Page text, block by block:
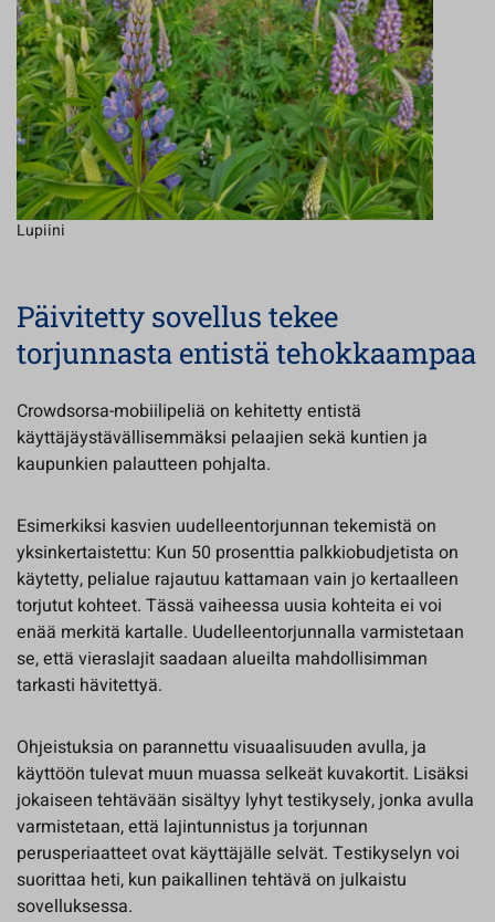
Lupiini
Päivitetty sovellus tekee
torjunnasta entistä tehokkaampaa
Crowdsorsa-mobiilipeliä on kehitetty entistä
käyttäjäystävällisemmäksi pelaajien sekä kuntien ja
kaupunkien palautteen pohjalta.
Esimerkiksi kasvien uudelleentorjunnan tekemistä on
yksinkertaistettu: Kun 50 prosenttia palkkiobudjetista on
käytetty, pelialue rajautuu kattamaan vain jo kertaalleen
torjutut kohteet. Tässä vaiheessa uusia kohteita ei voi
enää merkitä kartalle. Uudelleentorjunnalla varmistetaan
se, että vieraslajit saadaan alueilta mahdollisimman
tarkasti hävitettyä.
Ohjeistuksia on parannettu visuaalisuuden avulla, ja
käyttöön tulevat muun muassa selkeät kuvakortit. Lisäksi
jokaiseen tehtävään sisältyy lyhyt testikysely, jonka avulla
varmistetaan, että lajintunnistus ja torjunnan
perusperiaatteet ovat käyttäjälle selvät. Testikyselyn voi
suorittaa heti, kun paikallinen tehtävä on julkaistu
sovelluksessa.